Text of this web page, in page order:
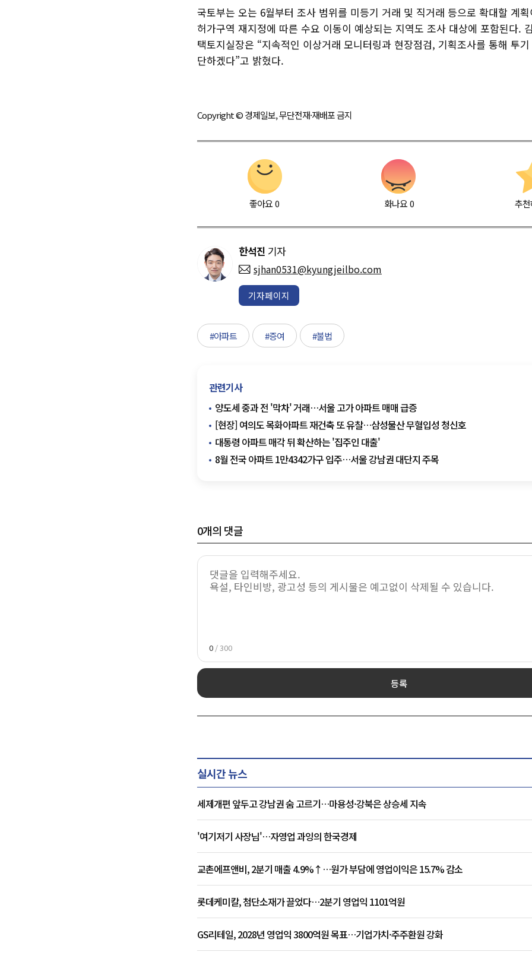
국토부는 오는 6월부터 조사 범위를 미등기 거래 및 직거래 등으로 확대할 계
허가구역 재지정에 따른 수요 이동이 예상되는 지역도 조사 대상에 포함된다.
택토지실장은 “지속적인 이상거래 모니터링과 현장점검, 기획조사를 통해 투
단하겠다”고 밝혔다.
Copyright © 경제일보, 무단전재·재배포 금지
좋아요 0 화나요0 추
한석진 기자
sjhan0531@kyungjeilbo.com
기자페이지
#아파트 #증여 #불법
관련기사
양도세 중과 전 '막차' 거래…서울 고가 아파트 매매 급증
[현장] 여의도 목화아파트 재건축 또 유찰…삼성물산 무혈입성 청신호
대통령 아파트 매각 뒤 확산하는 '집주인 대출'
8월 전국 아파트 1만4342가구 입주…서울 강남권 대단지 주목
0개의 댓글
0 / 300
등록
실시간 뉴스
세제개편 앞두고 강남권 숨 고르기…마용성·강북은 상승세 지속
'여기저기 사장님'…자영업 과잉의 한국경제
교촌에프앤비, 2분기 매출 4.9%↑…원가 부담에 영업이익은 15.7% 감소
롯데케미칼, 첨단소재가 끌었다…2분기 영업익 1101억원
GS리테일, 2028년 영업익 3800억원 목표…기업가치·주주환원 강화